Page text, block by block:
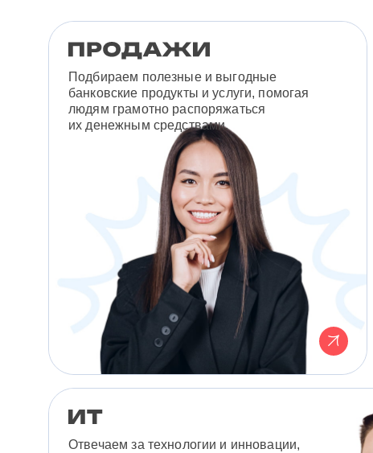
Подбираем полезные и выгодные
банковские продукты и услуги, помогая
людям грамотно распоряжаться
их денежным средствами.
Отвечаем за технологии и инновации,